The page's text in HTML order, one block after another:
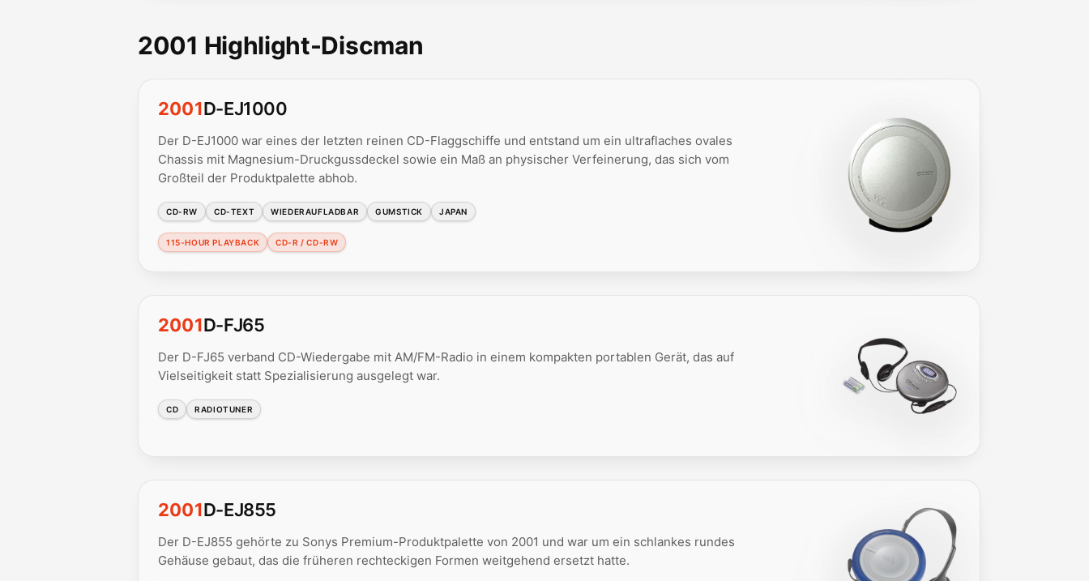
2001 Highlight-Discman
2001D-EJ1000
Der D-EJ1000 war eines der letzten reinen CD-Flaggschiffe und entstand um ein ultraflaches ovales
Chassis mit Magnesium-Druckgussdeckel sowie ein Maß an physischer Verfeinerung, das sich vom
Großteil der Produktpalette abhob.
CD-RW CD-TEXT WIEDERAUFLADBAR GUMSTICK JAPAN
115-HOUR PLAYBACK CD-R / CD-RW
2001D-FJ65
Der D-FJ65 verband CD-Wiedergabe mit AM/FM-Radio in einem kompakten portablen Gerät, das auf
Vielseitigkeit statt Spezialisierung ausgelegt war.
CD RADIOTUNER
2001D-EJ855
Der D-EJ855 gehörte zu Sonys Premium-Produktpalette von 2001 und war um ein schlankes rundes
Gehäuse gebaut, das die früheren rechteckigen Formen weitgehend ersetzt hatte.